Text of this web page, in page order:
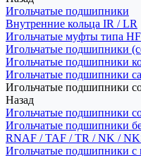
Игольчатые подшипники
Внутренние кольца IR / LR
Игольчатые муфты типа
Игольчатые подшипники
Игольчатые подшипники
Игольчатые подшипники
Игольчатые подшипники
Назад
Игольчатые подшипники
Игольчатые подшипники
RNAF / TAF / TR / NK /
Игольчатые подшипники с